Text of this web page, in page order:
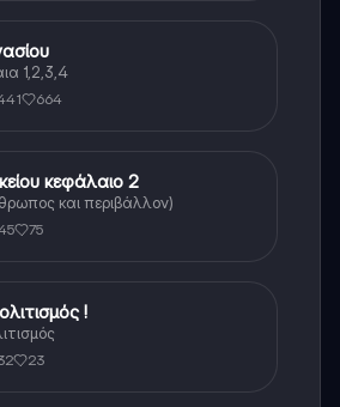
1,2,3,4
664
κεφάλαιο 2
και περιβάλλον)
75
!
23